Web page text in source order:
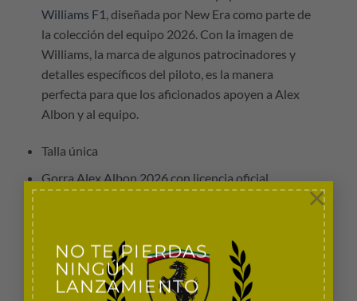
NO TE PIERDAS
NINGÚN
LANZAMIENTO
×
Williams F1 , diseñada por New Era como parte de
la colección del equipo 2026. Con la imagen de
Williams, la marca de algunos patrocinadores y
detalles específicos del piloto, es la manera
perfecta para que los aficionados apoyen a Alex
Albon y al equipo.
Talla única
Gorra Alex Albon 2026 con licencia oficial
Material: Corona, visera y botón: 100 % poliéster,
parte inferior de la visera: 100 % algodón, visera: